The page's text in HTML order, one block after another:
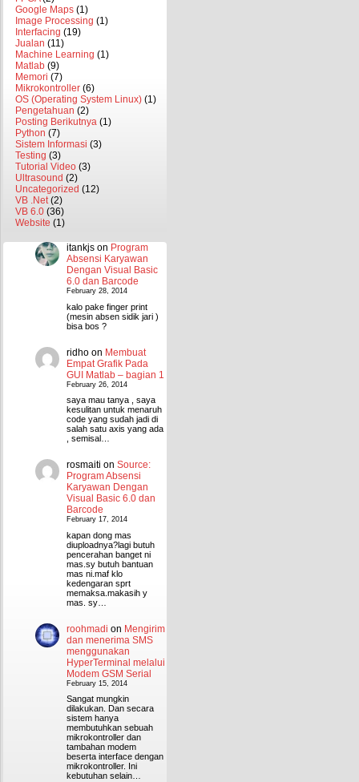
Google Maps (1)
Image Processing (1)
Interfacing (19)
Jualan (11)
Machine Learning (1)
Matlab (9)
Memori (7)
Mikrokontroller (6)
OS (Operating System Linux) (1)
Pengetahuan (2)
Posting Berikutnya (1)
Python (7)
Sistem Informasi (3)
Testing (3)
Tutorial Video (3)
Ultrasound (2)
Uncategorized (12)
VB .Net(2)
VB 6.0 (36)
Website (1)
itankjs on Program
Absensi Karyawan
Dengan Visual Basic
6.0 dan Barcode
February 28, 2014
kalo pake finger print
(mesin absen sidik jari )
bisa bos ?
ridho on Membuat
Empat Grafik Pada
GUI Matlab – bagian 1
February 26, 2014
saya mau tanya , saya
kesulitan untuk menaruh
code yang sudah jadi di
salah satu axis yang ada
, semisal…
rosmaiti on Source:
Program Absensi
Karyawan Dengan
Visual Basic 6.0 dan
Barcode
February 17, 2014
kapan dong mas
diuploadnya?lagi butuh
pencerahan banget ni
mas.sy butuh bantuan
mas ni.maf klo
kedengaran sprt
memaksa.makasih y
mas. sy…
roohmadi on Mengirim
dan menerima SMS
menggunakan
HyperTerminal melalui
Modem GSM Serial
February 15, 2014
Sangat mungkin
dilakukan. Dan secara
sistem hanya
membutuhkan sebuah
mikrokontroller dan
tambahan modem
beserta interface dengan
mikrokontroller. Ini
kebutuhan selain…